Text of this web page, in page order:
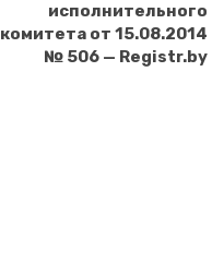
исполнительного
комитета от 15.08.2014
№ 506 — Registr.by